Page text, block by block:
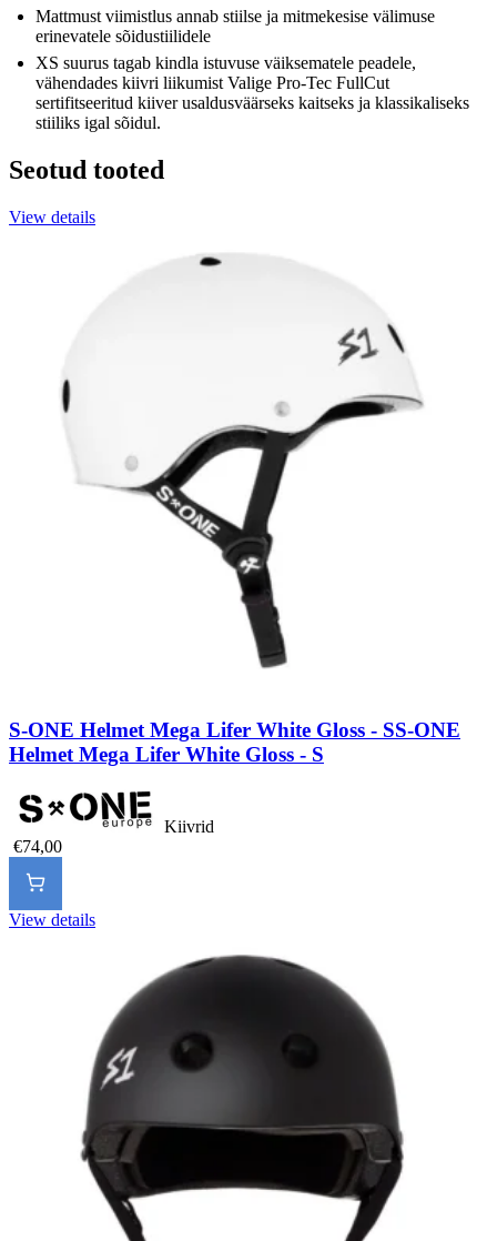
Mattmust viimistlus annab stiilse ja mitmekesise välimuse
erinevatele sõidustiilidele
XS suurus tagab kindla istuvuse väiksematele peadele,
vähendades kiivri liikumist Valige Pro-Tec FullCut
sertifitseeritud kiiver usaldusväärseks kaitseks ja klassikaliseks
stiiliks igal sõidul.
Seotud tooted
View details
S-ONE Helmet Mega Lifer White Gloss - SS-ONE
Helmet Mega Lifer White Gloss - S
Kiivrid
€74,00
View details